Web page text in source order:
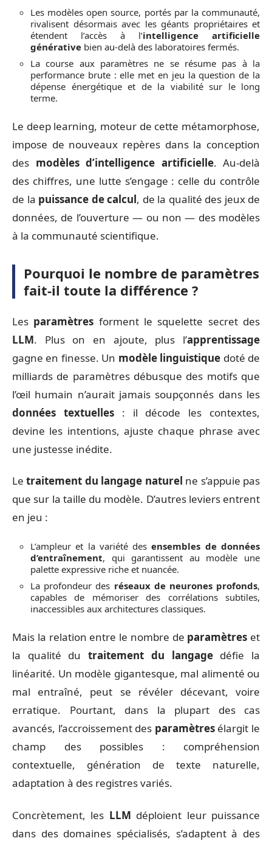
Les modèles open source, portés par la communauté,
rivalisent désormais avec les géants propriétaires et
étendent l’accès à l’intelligence artificielle
générative bien au-delà des laboratoires fermés.
La course aux paramètres ne se résume pas à la
performance brute : elle met en jeu la question de la
dépense énergétique et de la viabilité sur le long
terme.
Le deep learning, moteur de cette métamorphose,
impose de nouveaux repères dans la conception
des modèles d’intelligence artificielle. Au-delà
des chiffres, une lutte s’engage : celle du contrôle
de la puissance de calcul, de la qualité des jeux de
données, de l’ouverture — ou non — des modèles
à la communauté scientifique.
Pourquoi le nombre de paramètres
fait-il toute la différence ?
Les paramètres forment le squelette secret des
LLM. Plus on en ajoute, plus l’apprentissage
gagne en finesse. Un modèle linguistique doté de
milliards de paramètres débusque des motifs que
l’œil humain n’aurait jamais soupçonnés dans les
données textuelles: il décode les contextes,
devine les intentions, ajuste chaque phrase avec
une justesse inédite.
Letraitement du langage naturel ne s’appuie pas
que sur la taille du modèle. D’autres leviers entrent
en jeu :
L’ampleur et la variété desensembles de données
d’entraînement, qui garantissent au modèle une
palette expressive riche et nuancée.
La profondeur des réseaux de neurones profonds,
capables de mémoriser des corrélations subtiles,
inaccessibles aux architectures classiques.
Mais la relation entre le nombre de paramètres et
la qualité dutraitement du langagedéfie la
linéarité. Un modèle gigantesque, mal alimenté ou
mal entraîné, peut se révéler décevant, voire
erratique. Pourtant, dans la plupart des cas
avancés, l’accroissement des paramètresélargit le
champ des possibles : compréhension
contextuelle, génération de texte naturelle,
adaptation à des registres variés.
Concrètement, les LLM déploient leur puissance
dans des domaines spécialisés, s’adaptent à des